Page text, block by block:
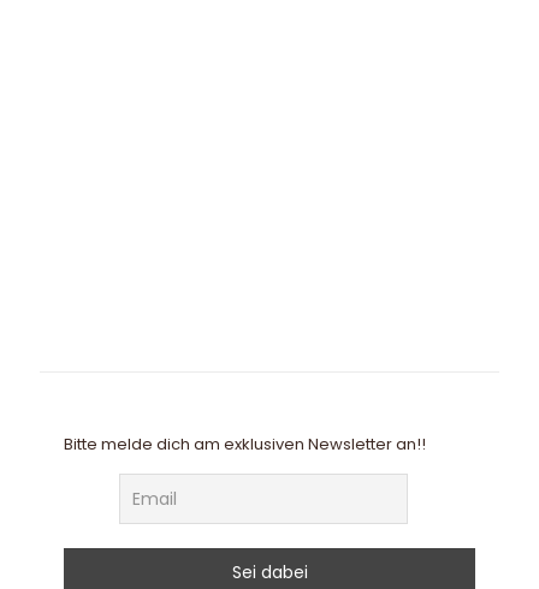
Bitte melde dich am exklusiven Newsletter an!!